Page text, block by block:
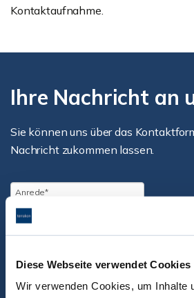
Diese Webseite verwendet Cookies
Wir verwenden Cookies, um Inhalte
Kontaktaufnahme.
Ihre Nachricht an
Sie können uns über das
Nachricht zukommen lassen.